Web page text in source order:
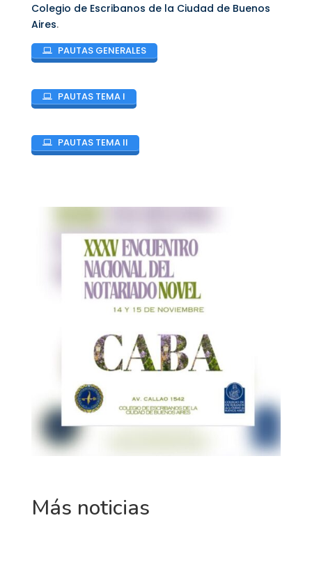
Colegio de Escribanos de la Ciudad de Buenos
Aires.
PAUTAS GENERALES
PAUTAS TEMA I
PAUTAS TEMA II
Más noticias